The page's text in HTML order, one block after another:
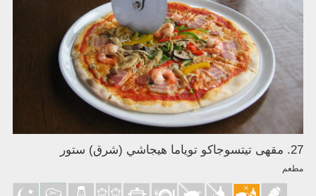
27. مقهى تيتسوجاكو توياما هيجاشي (شرق) ستور
مطعم